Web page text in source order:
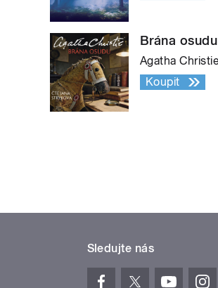
Brána osudu
Agatha
Koupit
Sledujte nás